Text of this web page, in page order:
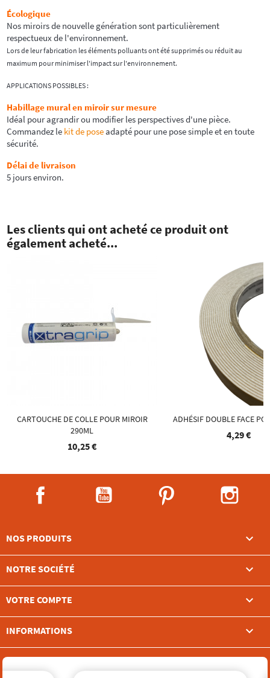
Écologique
Nos miroirs de nouvelle génération sont particulièrement
respectueux de l'environnement.
Lors de leur fabrication les éléments polluants ont été supprimés ou réduit au
maximum pour minimiser l'impact sur l'environnement.
APPLICATIONS POSSIBLES :
Habillage mural en miroir sur mesure
Idéal pour agrandir ou modifier les perspectives d'une pièce.
Commandez le kit de poseadapté pour une pose simple et en toute
sécurité.
Délai de livraison
5 jours environ.
Les clients qui ont acheté ce produit ont
également acheté...
CARTOUCHE DE COLLE POUR MIROIR
290ML
10,25 €
ADHÉSIF DOUBLE FACE
4,29 €
NOS PRODUITS 
NOTRE SOCIÉTÉ 
VOTRE COMPTE 
INFORMATIONS keyboard_arrow_down